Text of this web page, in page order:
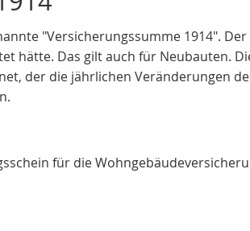
"Versicherungssumme 1914".
hätte. Das gilt auch für Neubauten.
der die jährlichen Veränderungen
für die